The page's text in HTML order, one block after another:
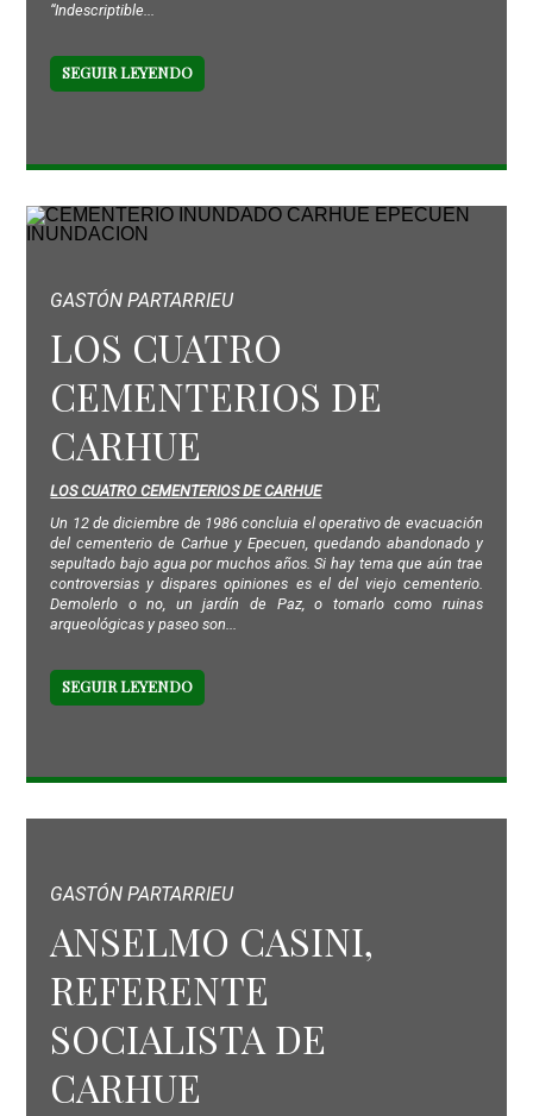
“Indescriptible...
SEGUIR LEYENDO
GASTÓN PARTARRIEU
LOS CUATRO
CEMENTERIOS DE
CARHUE
LOS CUATRO CEMENTERIOS DE CARHUE
Un 12 de diciembre de 1986 concluia el operativo de evacuación
del cementerio de Carhue y Epecuen, quedando abandonado y
sepultado bajo agua por muchos años. Si hay tema que aún trae
controversias y dispares opiniones es el del viejo cementerio.
Demolerlo o no, un jardín de Paz, o tomarlo como ruinas
arqueológicas y paseo son...
SEGUIR LEYENDO
GASTÓN PARTARRIEU
ANSELMO CASINI,
REFERENTE
SOCIALISTA DE
CARHUE